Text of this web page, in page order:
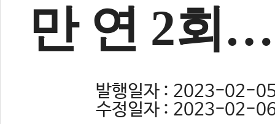
만 연 2회
발행일자 : 2023-02-
수정일자 : 2023-02-